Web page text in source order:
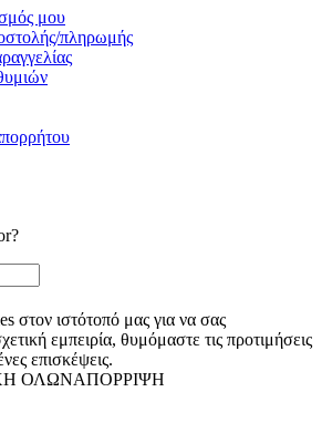
μου
πληρωμής
στον ιστότοπό μας για να σας
εμπειρία, θυμόμαστε τις προτιμήσεις
επισκέψεις.
ΟΛΩΝΑΠΟΡΡΙΨΗ